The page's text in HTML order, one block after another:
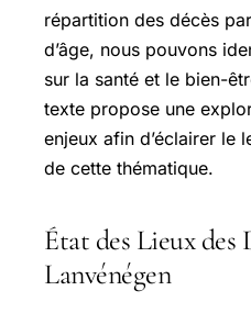
répartition des décès
d’âge, nous pouvons
sur la santé et le bien-
texte propose une
enjeux afin d’éclairer le
de cette thématique.
État des Lieux des
Lanvénégen